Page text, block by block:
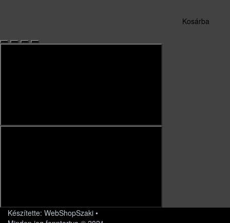
Kosárba
Készítette: WebShopSzaki •